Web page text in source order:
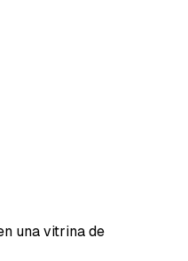
una vitrina de